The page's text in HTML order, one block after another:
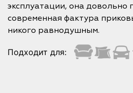
эксплуатации, она довольно
современная фактура
никого равнодушным.
Подходит для: